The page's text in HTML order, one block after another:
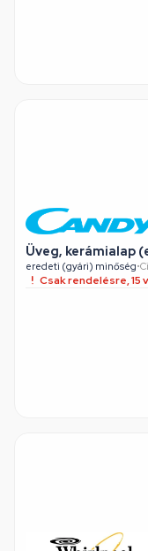
Üveg, kerámialap
eredeti (gyári) minőség•
Csak rendelésre, 15